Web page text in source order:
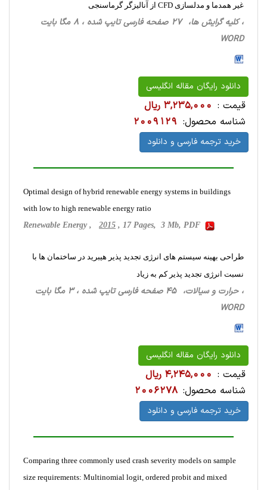
غیر همدما و مدلسازی CFD از آنالیزگر گرماسنجی
، کلیه گرایش ها، 27 صفحه فارسی تایپ شده ، 8 مگا بایت
WORD
دانلود رایگان مقاله انگلیسی
قیمت : 3,235,000 ریال
شناسه محصول: 2009129
خرید ترجمه فارسی و دانلود
Optimal design of hybrid renewable energy systems in buildings
with low to high renewable energy ratio
Renewable Energy , 2015 , 17 Pages, 3 Mb, PDF
طراحی بهینه سیستم های انرژی تجدید پذیر هیبرید در ساختمان ها با
نسبت انرژی تجدید پذیر کم به زیاد
، حرارت‌ و سیالات، 45 صفحه فارسی تایپ شده ، 3 مگا بایت
WORD
دانلود رایگان مقاله انگلیسی
قیمت : 4,245,000 ریال
شناسه محصول: 2006278
خرید ترجمه فارسی و دانلود
Comparing three commonly used crash severity models on sample
size requirements: Multinomial logit, ordered probit and mixed